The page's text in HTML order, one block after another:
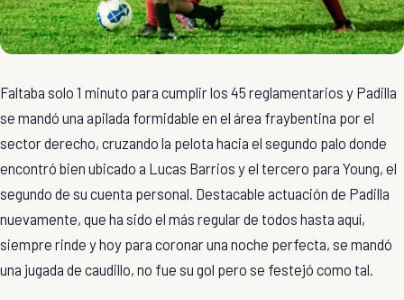
Faltaba solo 1 minuto para cumplir los 45 reglamentarios y Padilla
se mandó una apilada formidable en el área fraybentina por el
sector derecho, cruzando la pelota hacia el segundo palo donde
encontró bien ubicado a Lucas Barrios y el tercero para Young, el
segundo de su cuenta personal. Destacable actuación de Padilla
nuevamente, que ha sido el más regular de todos hasta aquí,
siempre rinde y hoy para coronar una noche perfecta, se mandó
una jugada de caudillo, no fue su gol pero se festejó como tal.